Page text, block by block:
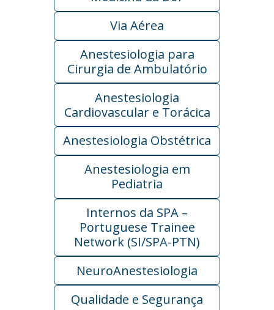
Via Aérea
Anestesiologia para
Cirurgia de Ambulatório
Anestesiologia
Cardiovascular e Torácica
Anestesiologia Obstétrica
Anestesiologia em
Pediatria
Internos da SPA –
Portuguese Trainee
Network (SI/SPA-PTN)
NeuroAnestesiologia
Qualidade e Segurança